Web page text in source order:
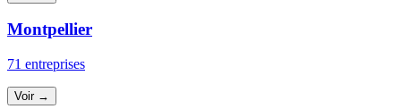
Montpellier
71 entreprises
Voir →